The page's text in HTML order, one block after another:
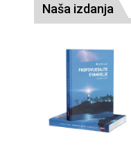
Naša izdanja